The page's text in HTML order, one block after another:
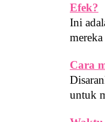
Efek?
Ini
Cara
untuk